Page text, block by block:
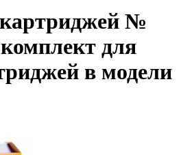
№
для
в модели